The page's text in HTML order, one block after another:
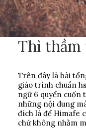
Thì
Trên đây là bài
giáo trình chuẩn
ngữ 6 quyển cuốn
những nội dung
đích là để Himafe
chứ không nhằm